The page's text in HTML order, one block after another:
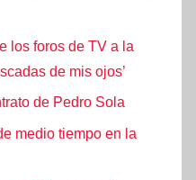
los foros de TV a la
de mis ojos’
de Pedro Sola
medio tiempo en la